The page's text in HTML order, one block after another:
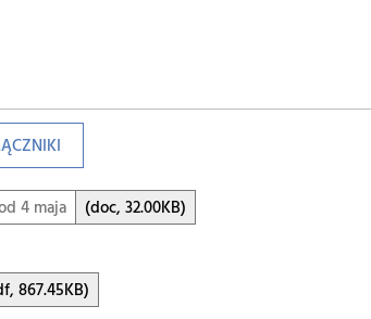
4 maja
(doc, 32.00KB)
867.45KB)